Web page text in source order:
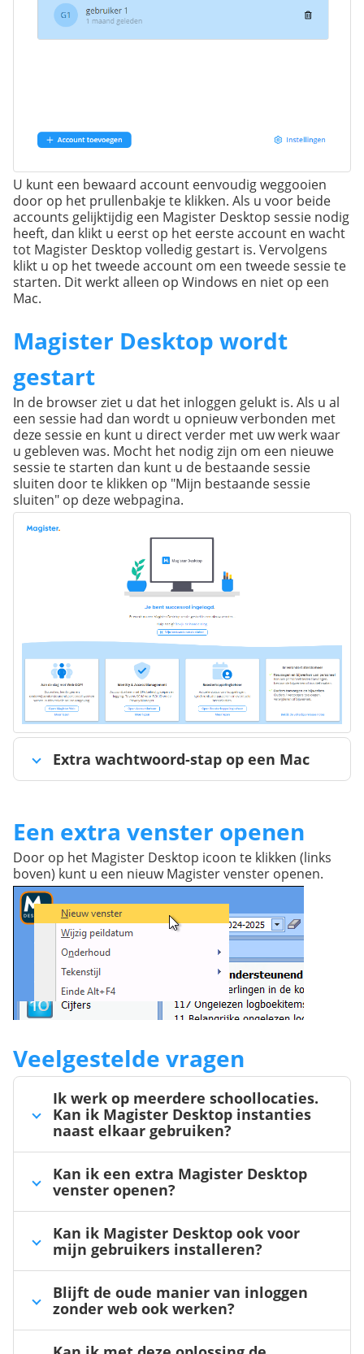
U kunt een bewaard account eenvoudig weggooien
door op het prullenbakje te klikken. Als u voor beide
accounts gelijktijdig een Magister Desktop sessie nodig
heeft, dan klikt u eerst op het eerste account en wacht
tot Magister Desktop volledig gestart is. Vervolgens
klikt u op het tweede account om een tweede sessie te
starten. Dit werkt alleen op Windows en niet op een
Mac.
Magister Desktop wordt
gestart
In de browser ziet u dat het inloggen gelukt is. Als u al
een sessie had dan wordt u opnieuw verbonden met
deze sessie en kunt u direct verder met uw werk waar
u gebleven was. Mocht het nodig zijn om een nieuwe
sessie te starten dan kunt u de bestaande sessie
sluiten door te klikken op "Mijn bestaande sessie
sluiten" op deze webpagina.
Extra wachtwoord-stap op een Mac
Een extra venster openen
Door op het Magister Desktop icoon te klikken (links
boven) kunt u een nieuw Magister venster openen.
Veelgestelde vragen
Ik werk op meerdere schoollocaties.
Kan ik Magister Desktop instanties
naast elkaar gebruiken?
Kan ik een extra Magister Desktop
venster openen?
Kan ik Magister Desktop ook voor
mijn gebruikers installeren?
Blijft de oude manier van inloggen
zonder web ook werken?